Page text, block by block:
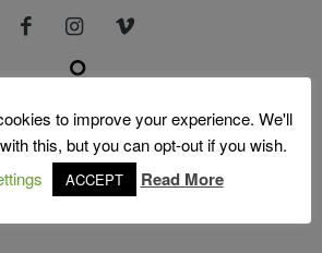
MOLDURAS
PRÉMIOS
Vídeos
Molduras
Prémios
to improve your experience. We'll
this, but you can opt-out if you wish.
ACCEPT Read More